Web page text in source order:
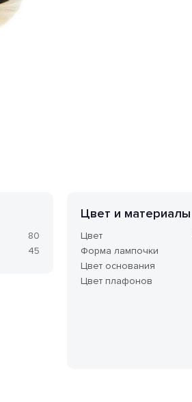
80
45
Цвет и материалы
Цвет
Форма лампочки
Цвет основания
Цвет плафонов